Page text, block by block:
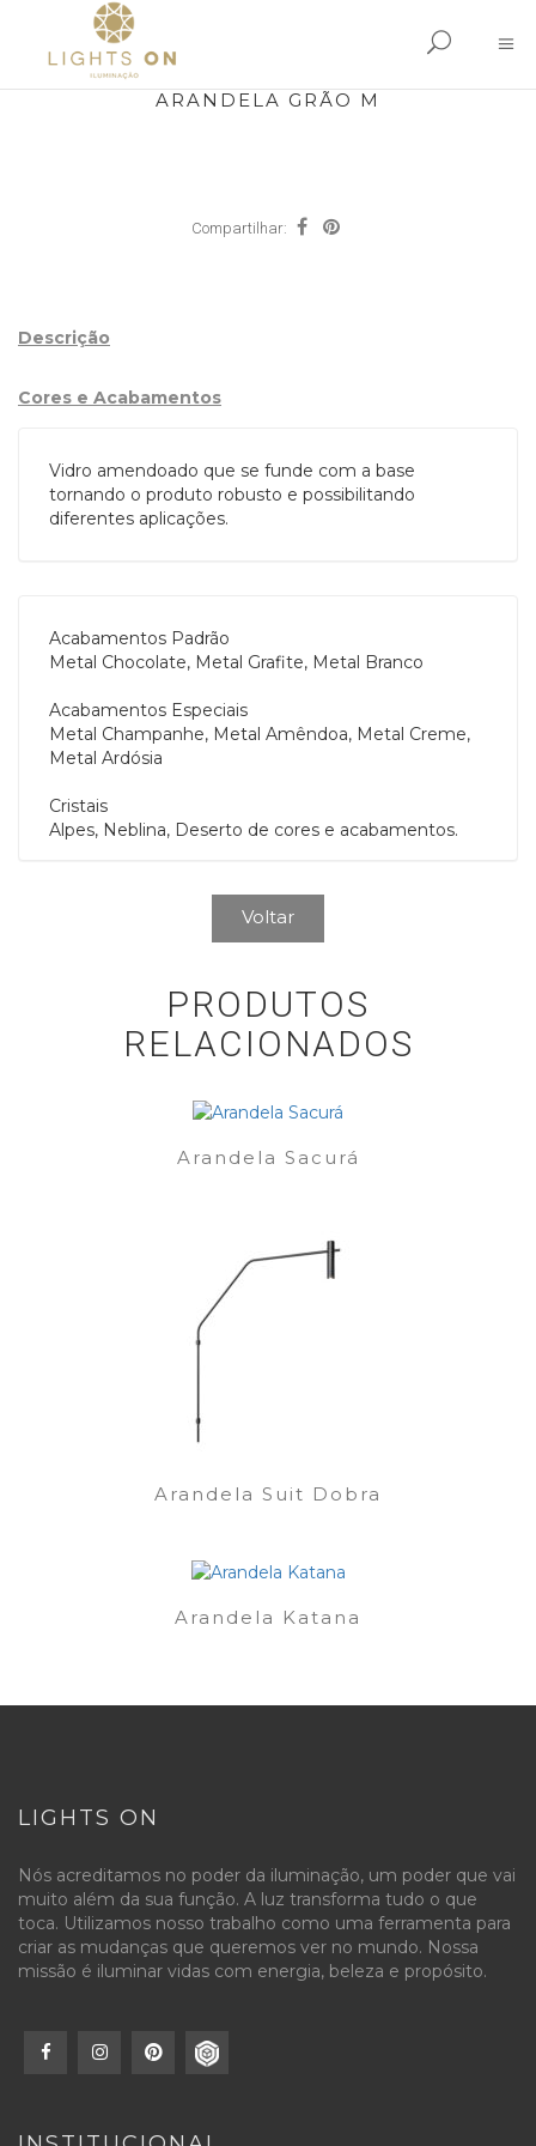
ARANDELA GRÃO M
Compartilhar:
Descrição
Cores e Acabamentos
Vidro amendoado que se funde com a base
tornando o produto robusto e possibilitando
diferentes aplicações.
Acabamentos Padrão
Metal Chocolate, Metal Grafite, Metal Branco
Acabamentos Especiais
Metal Champanhe, Metal Amêndoa, Metal Creme,
Metal Ardósia
Cristais
Alpes, Neblina, Deserto de cores e acabamentos.
Voltar
PRODUTOS
RELACIONADOS
Arandela Sacurá
Arandela Suit Dobra
Arandela Katana
LIGHTS ON
Nós acreditamos no poder da iluminação, um poder que vai
muito além da sua função. A luz transforma tudo o que
toca. Utilizamos nosso trabalho como uma ferramenta para
criar as mudanças que queremos ver no mundo. Nossa
missão é iluminar vidas com energia, beleza e propósito.